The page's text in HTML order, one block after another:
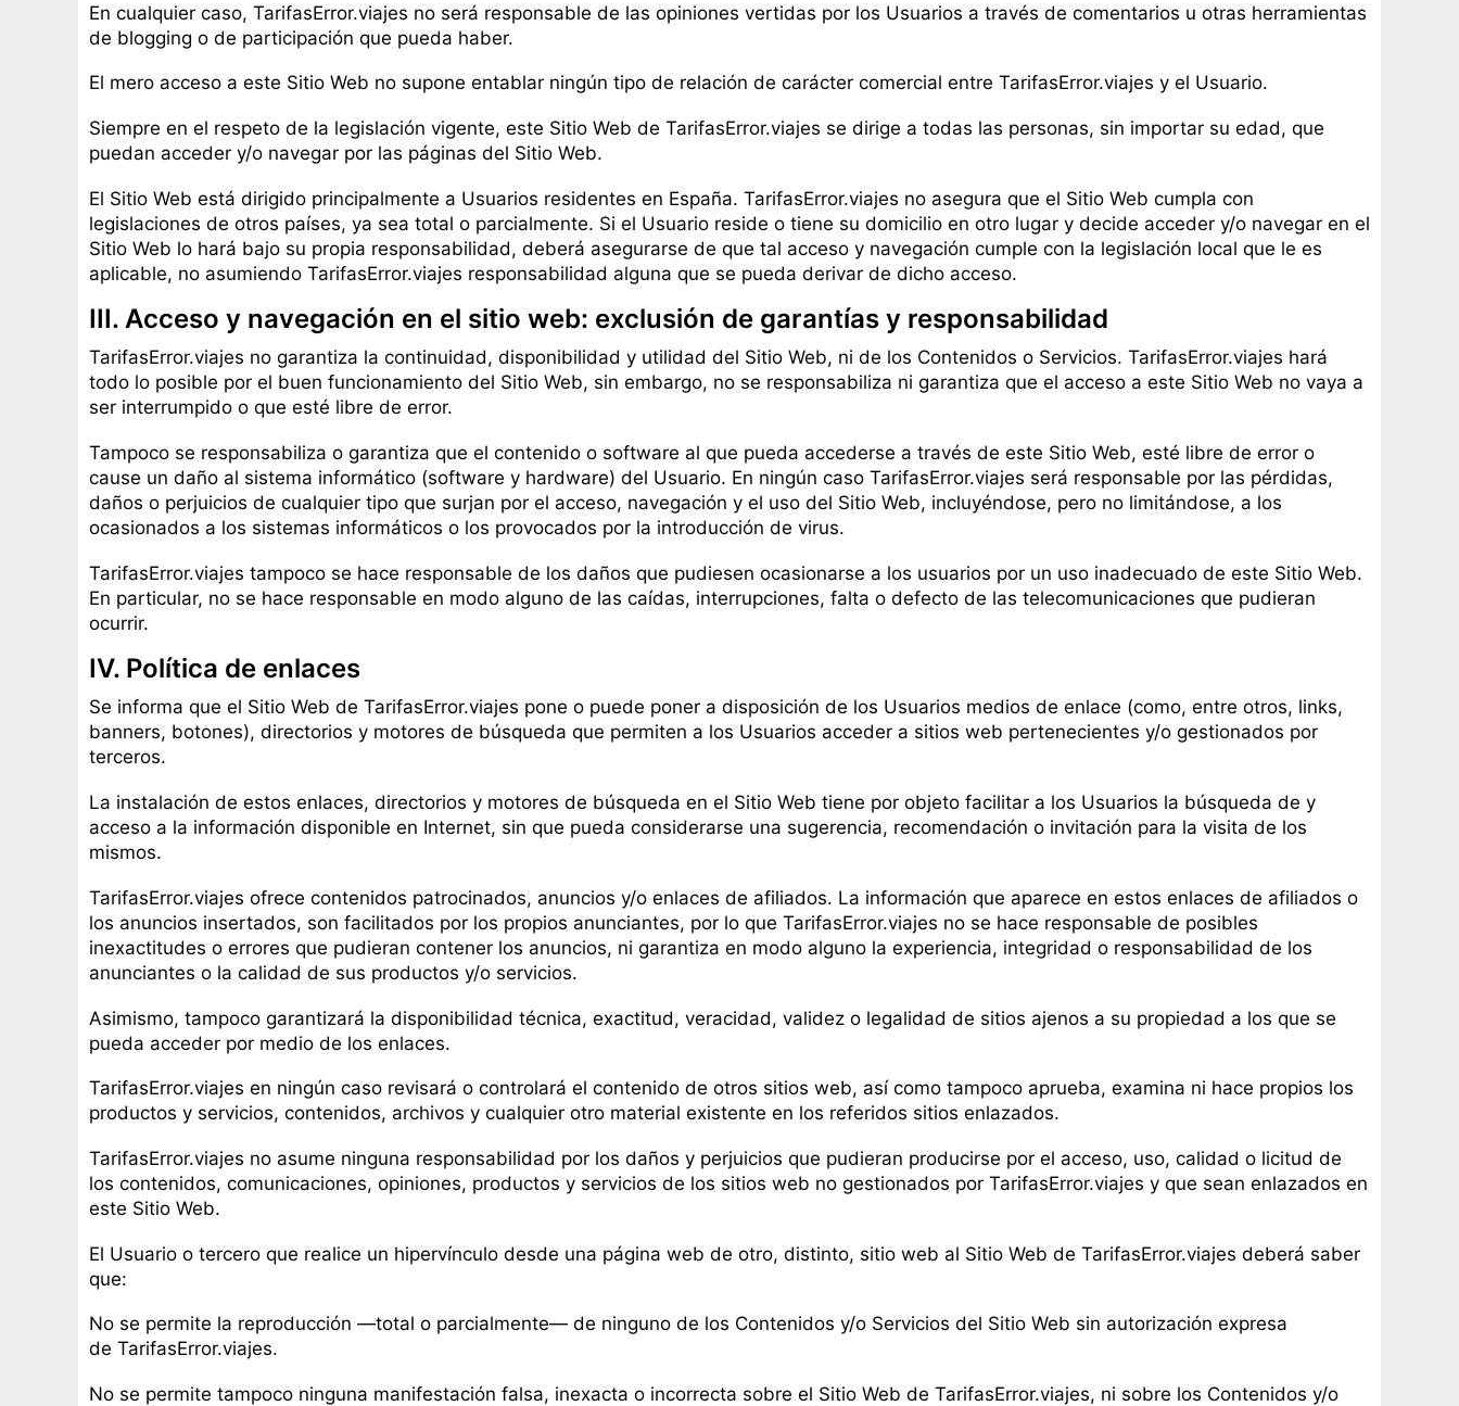
En cualquier caso, TarifasError.viajes no será responsable de las opiniones vertidas por los Usuarios a través de comentarios u otras herramientas
de blogging o de participación que pueda haber.
El mero acceso a este Sitio Web no supone entablar ningún tipo de relación de carácter comercial entre TarifasError.viajes y el Usuario.
Siempre en el respeto de la legislación vigente, este Sitio Web de TarifasError.viajes se dirige a todas las personas, sin importar su edad, que
puedan acceder y/o navegar por las páginas del Sitio Web.
El Sitio Web está dirigido principalmente a Usuarios residentes en España. TarifasError.viajes no asegura que el Sitio Web cumpla con
legislaciones de otros países, ya sea total o parcialmente. Si el Usuario reside o tiene su domicilio en otro lugar y decide acceder y/o navegar en el
Sitio Web lo hará bajo su propia responsabilidad, deberá asegurarse de que tal acceso y navegación cumple con la legislación local que le es
aplicable, no asumiendo TarifasError.viajes responsabilidad alguna que se pueda derivar de dicho acceso.
III. Acceso y navegación en el sitio web: exclusión de garantías y responsabilidad
TarifasError.viajes no garantiza la continuidad, disponibilidad y utilidad del Sitio Web, ni de los Contenidos o Servicios. TarifasError.viajes hará
todo lo posible por el buen funcionamiento del Sitio Web, sin embargo, no se responsabiliza ni garantiza que el acceso a este Sitio Web no vaya a
ser interrumpido o que esté libre de error.
Tampoco se responsabiliza o garantiza que el contenido o software al que pueda accederse a través de este Sitio Web, esté libre de error o
cause un daño al sistema informático (software y hardware) del Usuario. En ningún caso TarifasError.viajes será responsable por las pérdidas,
daños o perjuicios de cualquier tipo que surjan por el acceso, navegación y el uso del Sitio Web, incluyéndose, pero no limitándose, a los
ocasionados a los sistemas informáticos o los provocados por la introducción de virus.
TarifasError.viajes tampoco se hace responsable de los daños que pudiesen ocasionarse a los usuarios por un uso inadecuado de este Sitio Web.
En particular, no se hace responsable en modo alguno de las caídas, interrupciones, falta o defecto de las telecomunicaciones que pudieran
ocurrir.
IV. Política de enlaces
Se informa que el Sitio Web de TarifasError.viajes pone o puede poner a disposición de los Usuarios medios de enlace (como, entre otros, links,
banners, botones), directorios y motores de búsqueda que permiten a los Usuarios acceder a sitios web pertenecientes y/o gestionados por
terceros.
La instalación de estos enlaces, directorios y motores de búsqueda en el Sitio Web tiene por objeto facilitar a los Usuarios la búsqueda de y
acceso a la información disponible en Internet, sin que pueda considerarse una sugerencia, recomendación o invitación para la visita de los
mismos.
TarifasError.viajes ofrece contenidos patrocinados, anuncios y/o enlaces de afiliados. La información que aparece en estos enlaces de afiliados o
los anuncios insertados, son facilitados por los propios anunciantes, por lo que TarifasError.viajes no se hace responsable de posibles
inexactitudes o errores que pudieran contener los anuncios, ni garantiza en modo alguno la experiencia, integridad o responsabilidad de los
anunciantes o la calidad de sus productos y/o servicios.
Asimismo, tampoco garantizará la disponibilidad técnica, exactitud, veracidad, validez o legalidad de sitios ajenos a su propiedad a los que se
pueda acceder por medio de los enlaces.
TarifasError.viajes en ningún caso revisará o controlará el contenido de otros sitios web, así como tampoco aprueba, examina ni hace propios los
productos y servicios, contenidos, archivos y cualquier otro material existente en los referidos sitios enlazados.
TarifasError.viajes no asume ninguna responsabilidad por los daños y perjuicios que pudieran producirse por el acceso, uso, calidad o licitud de
los contenidos, comunicaciones, opiniones, productos y servicios de los sitios web no gestionados por TarifasError.viajes y que sean enlazados en
este Sitio Web.
El Usuario o tercero que realice un hipervínculo desde una página web de otro, distinto, sitio web al Sitio Web de TarifasError.viajes deberá saber
que:
No se permite la reproducción —total o parcialmente— de ninguno de los Contenidos y/o Servicios del Sitio Web sin autorización expresa
de TarifasError.viajes.
No se permite tampoco ninguna manifestación falsa, inexacta o incorrecta sobre el Sitio Web de TarifasError.viajes, ni sobre los Contenidos y/o